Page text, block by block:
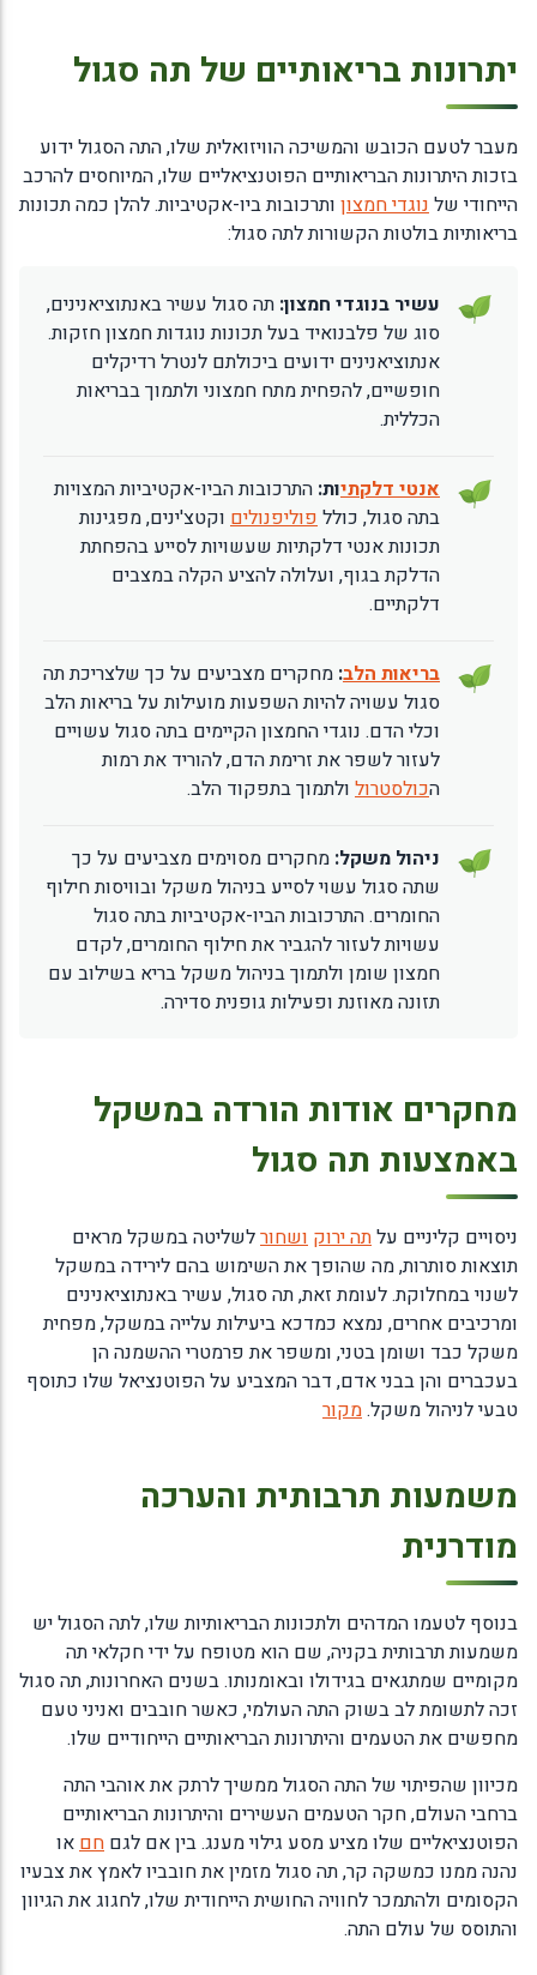
יתרונות בריאותיים של תה סגול
מעבר לטעם הכובש והמשיכה הוויזואלית שלו, התה הסגול ידוע
בזכות היתרונות הבריאותיים הפוטנציאליים שלו, המיוחסים להרכב
הייחודי שלנוגדי חמצון ותרכובות ביו-אקטיביות. להלן כמה תכונות
בריאותיות בולטות הקשורות לתה סגול:
עשיר בנוגדי חמצון: תה סגול עשיר באנתוציאנינים,
סוג של פלבנואיד בעל תכונות נוגדות חמצון חזקות.
אנתוציאנינים ידועים ביכולתם לנטרל רדיקלים
חופשיים, להפחית מתח חמצוני ולתמוך בבריאות
הכללית.
אנטי דלקתיות: התרכובות הביו-אקטיביות המצויות
בתה סגול, כוללפוליפנולים וקטצ'ינים, מפגינות
תכונות אנטי דלקתיות שעשויות לסייע בהפחתת
הדלקת בגוף, ועלולה להציע הקלה במצבים
דלקתיים.
בריאות הלב: מחקרים מצביעים על כך שלצריכת תה
סגול עשויה להיות השפעות מועילות על בריאות הלב
וכלי הדם. נוגדי החמצון הקיימים בתה סגול עשויים
לעזור לשפר את זרימת הדם, להוריד את רמות
הכולסטרול ולתמוך בתפקוד הלב.
ניהול משקל: מחקרים מסוימים מצביעים על כך
שתה סגול עשוי לסייע בניהול משקל ובוויסות חילוף
החומרים. התרכובות הביו-אקטיביות בתה סגול
עשויות לעזור להגביר את חילוף החומרים, לקדם
חמצון שומן ולתמוך בניהול משקל בריא בשילוב עם
תזונה מאוזנת ופעילות גופנית סדירה.
מחקרים אודות הורדה במשקל
באמצעות תה סגול
ניסויים קליניים עלתה ירוק ושחורלשליטה במשקל מראים
תוצאות סותרות, מה שהופך את השימוש בהם לירידה במשקל
לשנוי במחלוקת. לעומת זאת, תה סגול, עשיר באנתוציאנינים
ומרכיבים אחרים, נמצא כמדכא ביעילות עלייה במשקל, מפחית
משקל כבד ושומן בטני, ומשפר את פרמטרי ההשמנה הן
בעכברים והן בבני אדם, דבר המצביע על הפוטנציאל שלו כתוסף
טבעי לניהול משקל.מקור
משמעות תרבותית והערכה
מודרנית
בנוסף לטעמו המדהים ולתכונות הבריאותיות שלו, לתה הסגול יש
משמעות תרבותית בקניה, שם הוא מטופח על ידי חקלאי תה
מקומיים שמתגאים בגידולו ובאומנותו. בשנים האחרונות, תה סגול
זכה לתשומת לב בשוק התה העולמי, כאשר חובבים ואניני טעם
מחפשים את הטעמים והיתרונות הבריאותיים הייחודיים שלו.
מכיוון שהפיתוי של התה הסגול ממשיך לרתק את אוהבי התה
ברחבי העולם, חקר הטעמים העשירים והיתרונות הבריאותיים
הפוטנציאליים שלו מציע מסע גילוי מענג. בין אם לגם חםאו
נהנה ממנו כמשקה קר, תה סגול מזמין את חובביו לאמץ את צבעיו
הקסומים ולהתמכר לחוויה החושית הייחודית שלו, לחגוג את הגיוון
והתוסס של עולם התה.